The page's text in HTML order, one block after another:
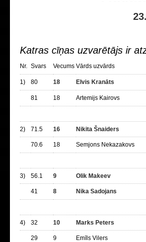
Katras cīņas uzvarētājs ir
Nr. Svars Vecums Vārds uzvārds
1) 80 18 Elvis Kranāts
81 18 Artemijs Kairovs
2) 71.5 16 Nikita Šnaiders
70.6 18 Semjons Nekazakovs
3) 56.1 9 Olik Makeev
41 8 Nika Sadojans
4) 32 10 Marks Peters
29 9 Emīls Vilers